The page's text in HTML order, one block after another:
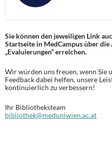
Sie können den jeweiligen Link
Startseite in MedCampus über
„Evaluierungen“ erreichen.
Wir würden uns freuen, wenn Sie
Feedback dabei helfen, unsere
kontinuierlich zu verbessern!
Ihr Bibliotheksteam
bibliothek@meduniwien.ac.at